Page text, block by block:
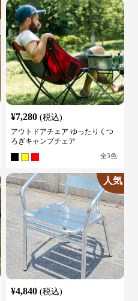
¥7,280 (税込)
アウトドアチェア ゆったりくつ
ろぎキャンプチェア
全3色
人気
¥4,840 (税込)